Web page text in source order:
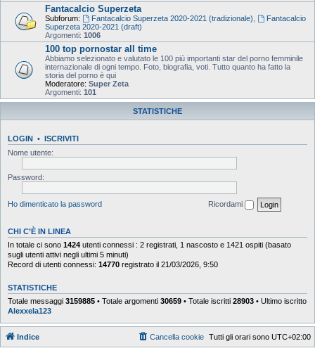
Fantacalcio Superzeta
Subforum: Fantacalcio Superzeta 2020-2021 (tradizionale)
Fantacalcio
Superzeta 2020-2021 (draft)
Argomenti: 1006
100 top pornostar all time
Abbiamo selezionato e valutato le 100 più importanti star del porno femminile
internazionale di ogni tempo. Foto, biografia, voti. Tutto quanto ha fatto la
storia del porno è qui
Moderatore: Super Zeta
Argomenti: 101
STATISTICHE
LOGIN • ISCRIVITI
Nome utente:
Password:
Ho dimenticato la password Ricordami
CHI C’È IN LINEA
In totale ci sono 1424 utenti connessi : 2 registrati, 1 nascosto e 1421 ospiti (basato
sugli utenti attivi negli ultimi 5 minuti)
Record di utenti connessi: 14770 registrato il 21/03/2026, 9:50
STATISTICHE
Totale messaggi 3159885 • Totale argomenti 30659 • Totale iscritti 28903 • Ultimo iscritto
Alexxela123
Indice Tutti gli orari sono UTC+02:00
Cancella cookie